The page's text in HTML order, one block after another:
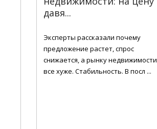
давя...
Эксперты рассказали почему
предложение растет, спрос
снижается, а рынку недвижимости
все хуже. Стабильность. В посл ...